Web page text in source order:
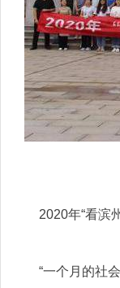
2020年“看滨
“一个月的社